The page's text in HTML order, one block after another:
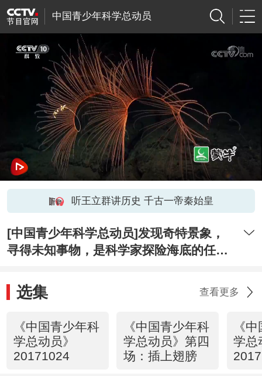
中国青少年科学总动员
听王立群讲历史 千古一帝秦始皇
[中国青少年科学总动员]发现奇特景象，
寻得未知事物，是科学家探险海底的任务
生？
选集 查看更多
《中国青少年科
学总动员》
20171024
《中国青少年科
学总动员》第四
场：插上翅膀
《
学总